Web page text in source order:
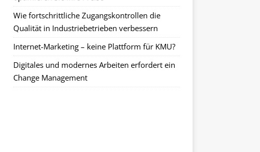
Wie fortschrittliche Zugangskontrollen die
Qualität in Industriebetrieben verbessern
Internet-Marketing – keine Plattform für KMU?
Digitales und modernes Arbeiten erfordert ein
Change Management